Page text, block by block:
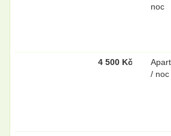
noc
4 500 Kč
/ noc